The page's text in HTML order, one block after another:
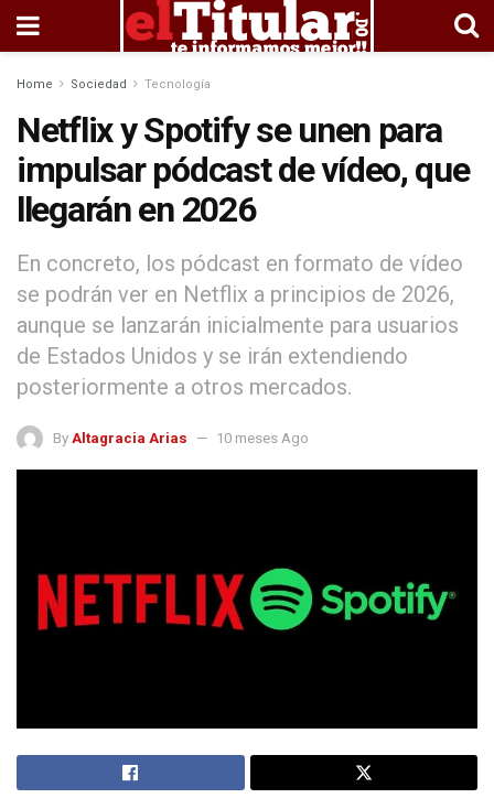
Home Sociedad Tecnología
Netflix y Spotify se unen para
impulsar pódcast de vídeo, que
llegarán en 2026
En concreto, los pódcast en formato de vídeo
se podrán ver en Netflix a principios de 2026,
aunque se lanzarán inicialmente para usuarios
de Estados Unidos y se irán extendiendo
posteriormente a otros mercados.
By Altagracia Arias 10 meses Ago